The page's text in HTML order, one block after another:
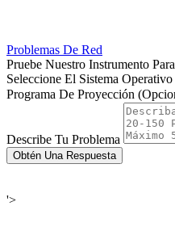
Problemas De Red
Pruebe Nuestro Instrumento
Seleccione El Sistema Operativo
Programa De Proyección
Describe Tu Problema
Obtén Una Respuesta
'>